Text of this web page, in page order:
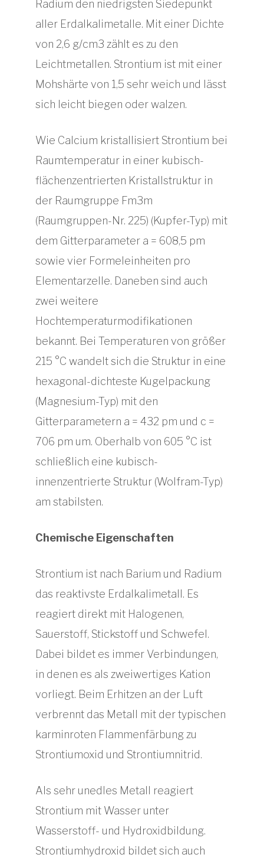
Radium den niedrigsten Siedepunkt
aller Erdalkalimetalle. Mit einer Dichte
von 2,6 g/cm3 zählt es zu den
Leichtmetallen. Strontium ist mit einer
Mohshärte von 1,5 sehr weich und lässt
sich leicht biegen oder walzen.
Wie Calcium kristallisiert Strontium bei
Raumtemperatur in einer kubisch-
flächenzentrierten Kristallstruktur in
der Raumgruppe Fm3m
(Raumgruppen-Nr. 225) (Kupfer-Typ) mit
dem Gitterparameter a = 608,5 pm
sowie vier Formeleinheiten pro
Elementarzelle. Daneben sind auch
zwei weitere
Hochtemperaturmodifikationen
bekannt. Bei Temperaturen von größer
215 °C wandelt sich die Struktur in eine
hexagonal-dichteste Kugelpackung
(Magnesium-Typ) mit den
Gitterparametern a = 432 pm und c =
706 pm um. Oberhalb von 605 °C ist
schließlich eine kubisch-
innenzentrierte Struktur (Wolfram-Typ)
am stabilsten.
Chemische Eigenschaften
Strontium ist nach Barium und Radium
das reaktivste Erdalkalimetall. Es
reagiert direkt mit Halogenen,
Sauerstoff, Stickstoff und Schwefel.
Dabei bildet es immer Verbindungen,
in denen es als zweiwertiges Kation
vorliegt. Beim Erhitzen an der Luft
verbrennt das Metall mit der typischen
karminroten Flammenfärbung zu
Strontiumoxid und Strontiumnitrid.
Als sehr unedles Metall reagiert
Strontium mit Wasser unter
Wasserstoff- und Hydroxidbildung.
Strontiumhydroxid bildet sich auch